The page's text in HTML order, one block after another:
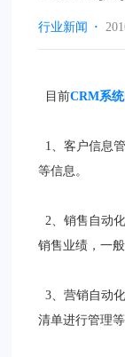
行业新闻 ·
目前CRM系统
1、客户信息
等信息。
2、销售自动
销售业绩，一
3、营销自动
清单进行管理